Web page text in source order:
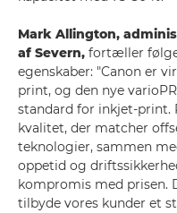
Mark Allington,
af Severn, fortæller
egenskaber: "Canon er
print, og den nye
standard for inkjet-print.
kvalitet, der matcher
teknologier, sammen
oppetid og
kompromis med prisen.
tilbyde vores kunder et